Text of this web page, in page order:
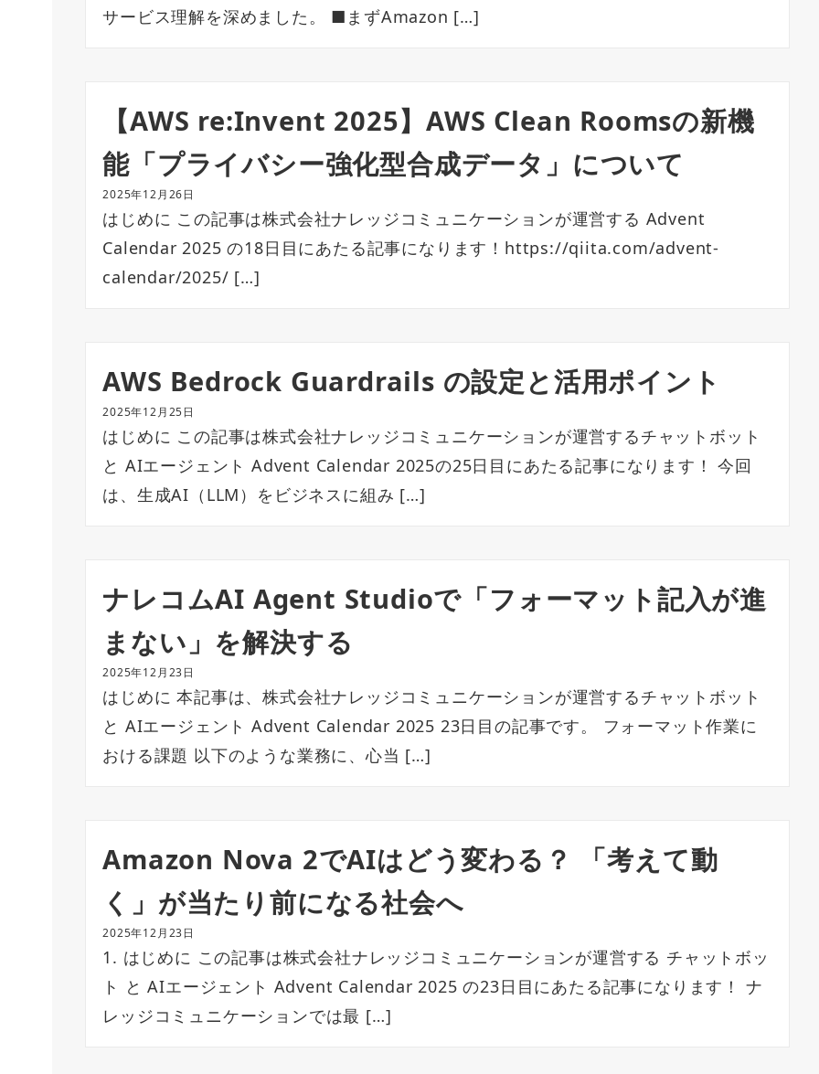
サービス理解を深めました。 ■まずAmazon […]
【AWS re:Invent 2025】AWS Clean Roomsの新機
能「プライバシー強化型合成データ」について
2025年12月26日
はじめに この記事は株式会社ナレッジコミュニケーションが運営する Advent
Calendar 2025 の18日目にあたる記事になります！https://qiita.com/advent-
calendar/2025/ […]
AWS Bedrock Guardrails の設定と活用ポイント
2025年12月25日
はじめに この記事は株式会社ナレッジコミュニケーションが運営するチャットボット
と AIエージェント Advent Calendar 2025の25日目にあたる記事になります！ 今回
は、生成AI（LLM）をビジネスに組み […]
ナレコムAI Agent Studioで「フォーマット記入が進
まない」を解決する
2025年12月23日
はじめに 本記事は、株式会社ナレッジコミュニケーションが運営するチャットボット
と AIエージェント Advent Calendar 2025 23日目の記事です。 フォーマット作業に
おける課題 以下のような業務に、心当 […]
Amazon Nova 2でAIはどう変わる？ 「考えて動
く」が当たり前になる社会へ
2025年12月23日
1. はじめに この記事は株式会社ナレッジコミュニケーションが運営する チャットボッ
ト と AIエージェント Advent Calendar 2025 の23日目にあたる記事になります！ ナ
レッジコミュニケーションでは最 […]